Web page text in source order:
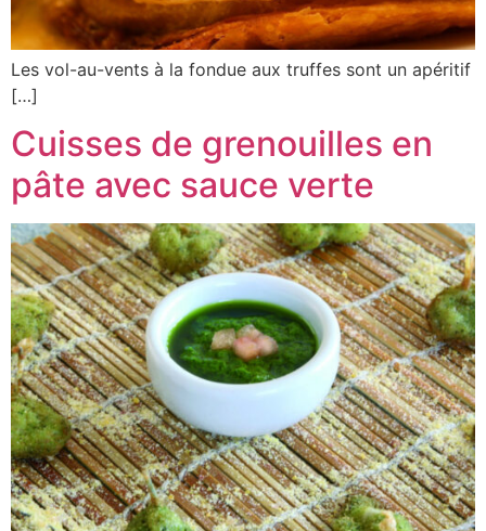
Les vol-au-vents à la fondue aux truffes sont un apéritif
[…]
Cuisses de grenouilles en
pâte avec sauce verte